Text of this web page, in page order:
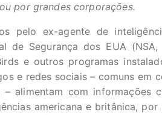
por grandes corporações.
pelo ex-agente de
de Segurança dos EUA
e outros programas
e redes sociais – comuns em
alimentam com informações
americana e britânica,